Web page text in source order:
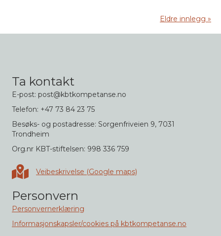
Eldre innlegg »
Ta kontakt
E-post: post@kbtkompetanse.no
Telefon: +47 73 84 23 75
Besøks- og postadresse: Sorgenfriveien 9, 7031
Trondheim
Org.nr KBT-stiftelsen: 998 336 759
Veibeskrivelse i Google maps
Veibeskrivelse (Google maps)
Personvern
Personvernerklæring
Informasjonskapsler/cookies på kbtkompetanse.no